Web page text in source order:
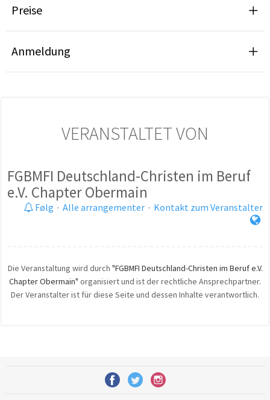
Preise
Anmeldung
VERANSTALTET VON
FGBMFI Deutschland-Christen im Beruf
e.V. Chapter Obermain
Følg · Alle arrangementer · Kontakt zum Veranstalter
Die Veranstaltung wird durch "FGBMFI Deutschland-Christen im Beruf e.V.
Chapter Obermain" organisiert und ist der rechtliche Ansprechpartner.
Der Veranstalter ist für diese Seite und dessen Inhalte verantwortlich.